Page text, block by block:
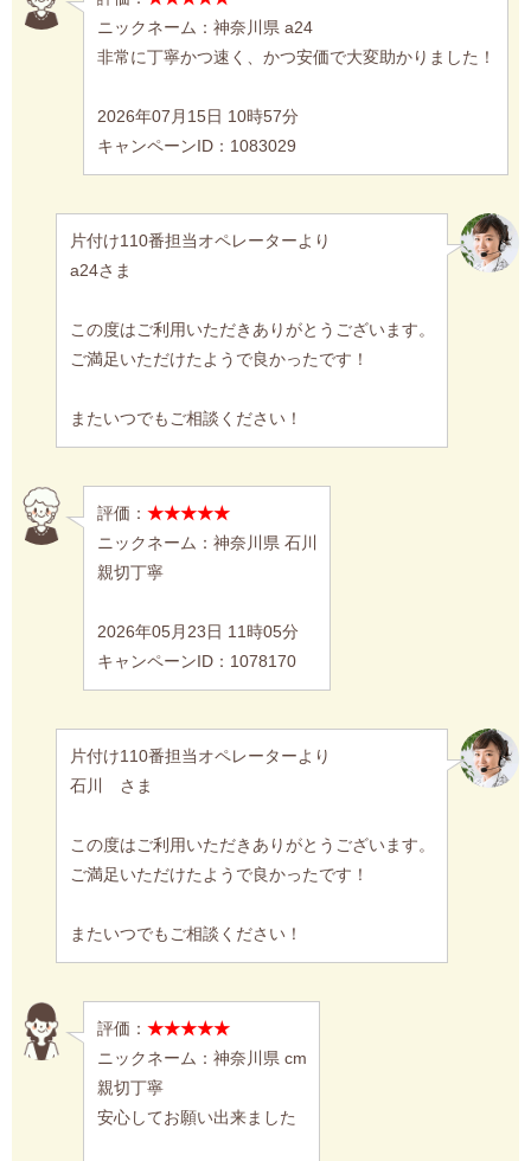
ニックネーム：神奈川県 a24
非常に丁寧かつ速く、かつ安価で大変助かりました！
2026年07月15日 10時57分
キャンペーンID：1083029
片付け110番担当オペレーターより
a24さま
この度はご利用いただきありがとうございます。
ご満足いただけたようで良かったです！
またいつでもご相談ください！
評価： ★★★★★
ニックネーム：神奈川県 石川
親切丁寧
2026年05月23日 11時05分
キャンペーンID：1078170
片付け110番担当オペレーターより
石川 さま
この度はご利用いただきありがとうございます。
ご満足いただけたようで良かったです！
またいつでもご相談ください！
評価： ★★★★★
ニックネーム：神奈川県 cm
親切丁寧
安心してお願い出来ました